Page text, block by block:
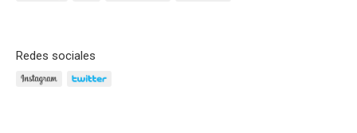
Redes sociales